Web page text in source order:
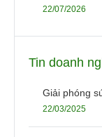
22/07/2026
Tin doanh
Giải phóng
22/03/2025